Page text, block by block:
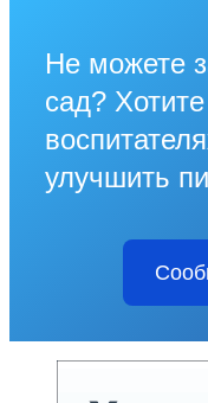
Не можете
сад?
улучшить